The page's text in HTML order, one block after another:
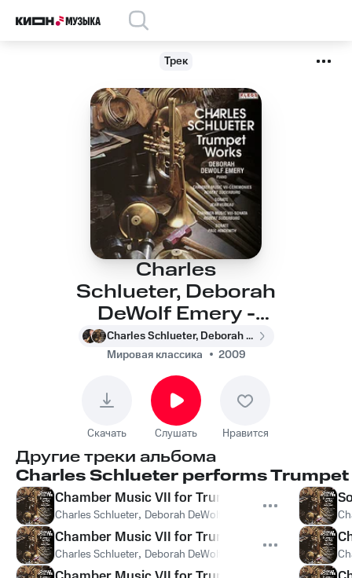
Трек
Charles
Schlueter, Deborah
DeWolf Emery -
Chamber Music VII for
Trumpet and Piano;
Ceremonies: III.
Procession
Charles Schlueter, Deborah DeWolf Emery
Мировая классика
2009
Скачать Слушать Нравится
Другие треки альбома
Charles Schlueter performs Trumpet
Chamber Music VII for Trumpet and Piano;
Charles Schlueter, Deborah DeWolf Emery
Chamber Music VII for Trumpet and Piano;
Charles Schlueter, Deborah DeWolf Emery